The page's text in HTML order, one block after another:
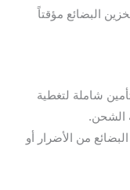
البضائع مؤقتاً
شاملة لتغطية
الشحن.
من الأضرار أو